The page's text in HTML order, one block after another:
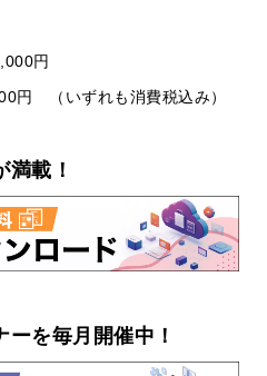
円
いずれも消費税込み）
載！
を毎月開催中！